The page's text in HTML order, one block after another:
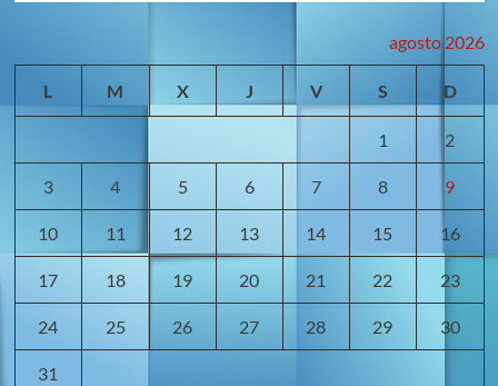
agosto 2026
L M X J V S D
1 2
3 4 5 6 7 8 9
10 11 12 13 14 15 16
17 18 19 20 21 22 23
24 25 26 27 28 29 30
31